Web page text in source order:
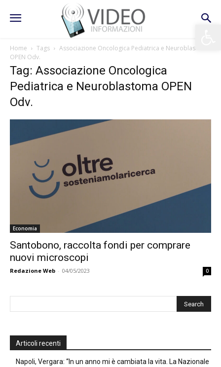
Home Tags
Associazione Oncologica Pediatrica e Neuroblastoma
OPEN Odv.
Tag: Associazione Oncologica
Pediatrica e Neuroblastoma OPEN
Odv.
Economia
Santobono, raccolta fondi per comprare
nuovi microscopi
Redazione Web - 04/05/2023 0
Articoli recenti
Napoli, Vergara: “In un anno mi è cambiata la vita. La Nazionale